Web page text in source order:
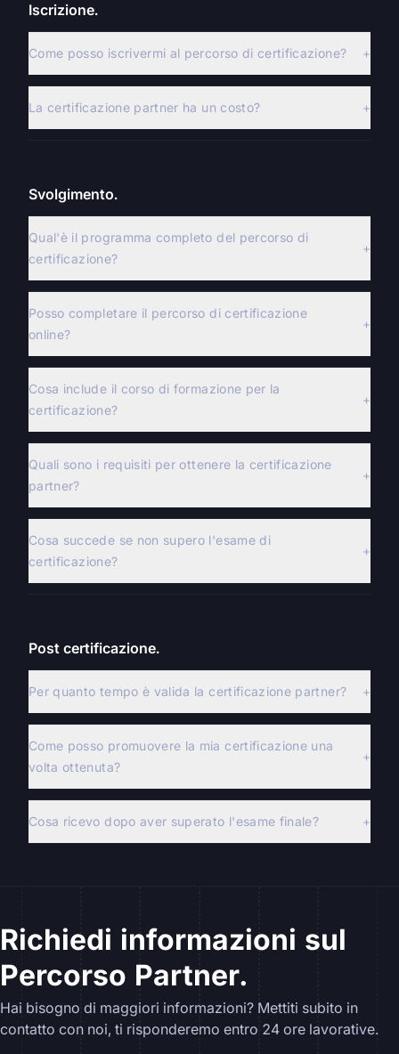
Iscrizione.
Come posso iscrivermi al percorso di certificazione? +
La certificazione partner ha un costo? +
Svolgimento.
Qual'è il programma completo del percorso di
certificazione?
+
Posso completare il percorso di certificazione
online?
+
Cosa include il corso di formazione per la
certificazione?
+
Quali sono i requisiti per ottenere la certificazione
partner?
+
Cosa succede se non supero l'esame di
certificazione?
+
Post certificazione.
Per quanto tempo è valida la certificazione partner? +
Come posso promuovere la mia certificazione una
volta ottenuta?
+
Cosa ricevo dopo aver superato l'esame finale? +
Richiedi informazioni sul
Percorso Partner.
Hai bisogno di maggiori informazioni? Mettiti subito in
contatto con noi, ti risponderemo entro 24 ore lavorative.